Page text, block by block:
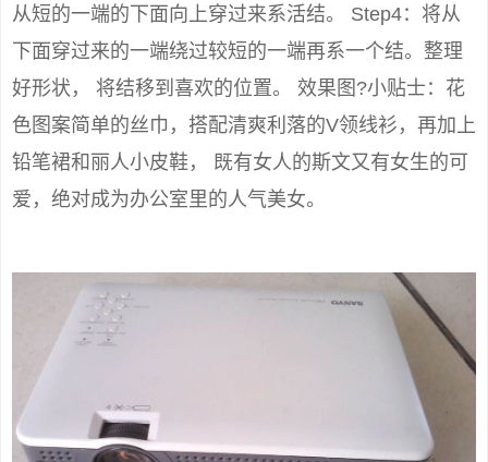
从短的一端的下面向上穿过来系活结。 Step4：将从
下面穿过来的一端绕过较短的一端再系一个结。整理
好形状， 将结移到喜欢的位置。 效果图?小贴士：花
色图案简单的丝巾，搭配清爽利落的V领线衫，再加上
铅笔裙和丽人小皮鞋， 既有女人的斯文又有女生的可
爱，绝对成为办公室里的人气美女。